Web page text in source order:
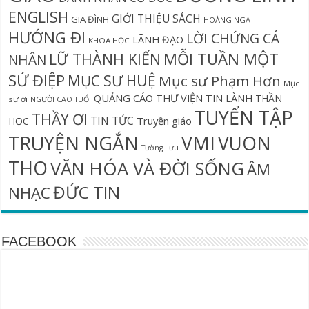
ENGLISH GIA ĐÌNH GIỚI THIỆU SÁCH HOÀNG NGA
HƯỚNG ĐI KHOA HỌC LÃNH ĐẠO LỜI CHỨNG CÁ
NHÂN LỮ THÀNH KIẾN MỖI TUẦN MỘT
SỨ ĐIỆP MỤC SƯ HUỆ Mục sư Phạm Hơn Mục
sư ơi NGƯỜI CAO TUỔI QUẢNG CÁO THƯ VIỆN TIN LÀNH THẦN
HỌC THẦY ƠI TIN TỨC Truyền giáo TUYỂN TẬP
TRUYỆN NGẮN Tường Lưu VMIVUON
THOVĂN HÓA VÀ ĐỜI SỐNGÂM
NHẠCĐỨC TIN
FACEBOOK